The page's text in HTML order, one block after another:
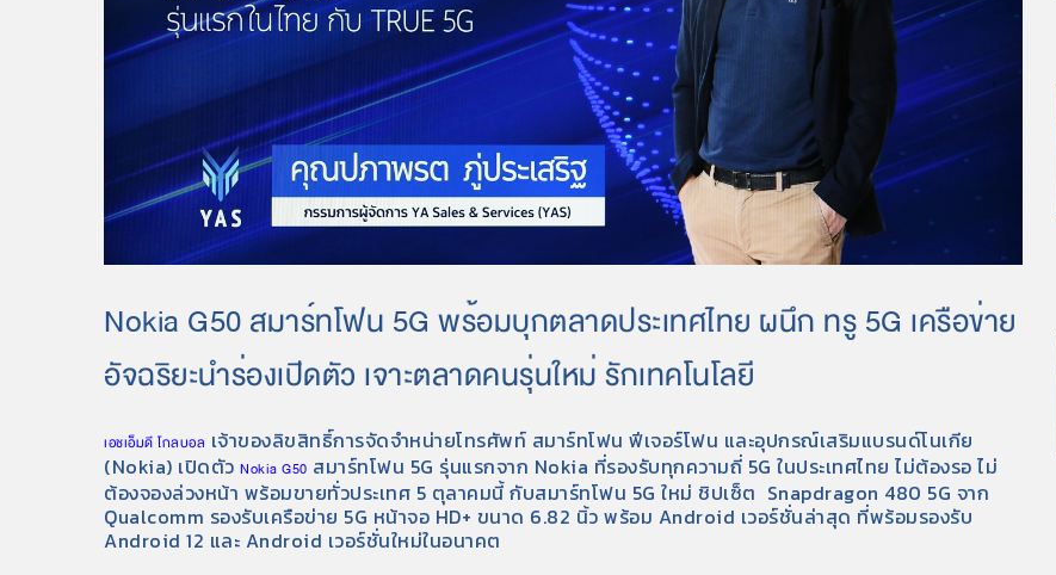
Nokia G50 สมาร์ทโฟน 5G พร้อมบุกตลาดประเทศไทย ผนึก ทรู 5G เครือข่าย
อัจฉริยะนำร่องเปิดตัว เจาะตลาดคนรุ่นใหม่ รักเทคโนโลยี
เอชเอ็มดี โกลบอล เจ้าของลิขสิทธิ์การจัดจำหน่ายโทรศัพท์ สมาร์ทโฟน ฟีเจอร์โฟน และอุปกรณ์เสริมแบรนด์โนเกีย
(Nokia) เปิดตัว Nokia G50 สมาร์ทโฟน 5G รุ่นแรกจาก Nokia ที่รองรับทุกความถี่ 5G ในประเทศไทย ไม่ต้องรอ ไม่
ต้องจองล่วงหน้า พร้อมขายทั่วประเทศ 5 ตุลาคมนี้ กับสมาร์ทโฟน 5G ใหม่ ชิปเซ็ต Snapdragon 480 5G จาก
Qualcomm รองรับเครือข่าย 5G หน้าจอ HD+ ขนาด 6.82 นิ้ว พร้อม Android เวอร์ชั่นล่าสุด ที่พร้อมรองรับ
Android 12 และ Android เวอร์ชั่นใหม่ในอนาคต